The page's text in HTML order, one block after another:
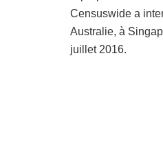
Censuswide a
Australie, à
juillet 2016.